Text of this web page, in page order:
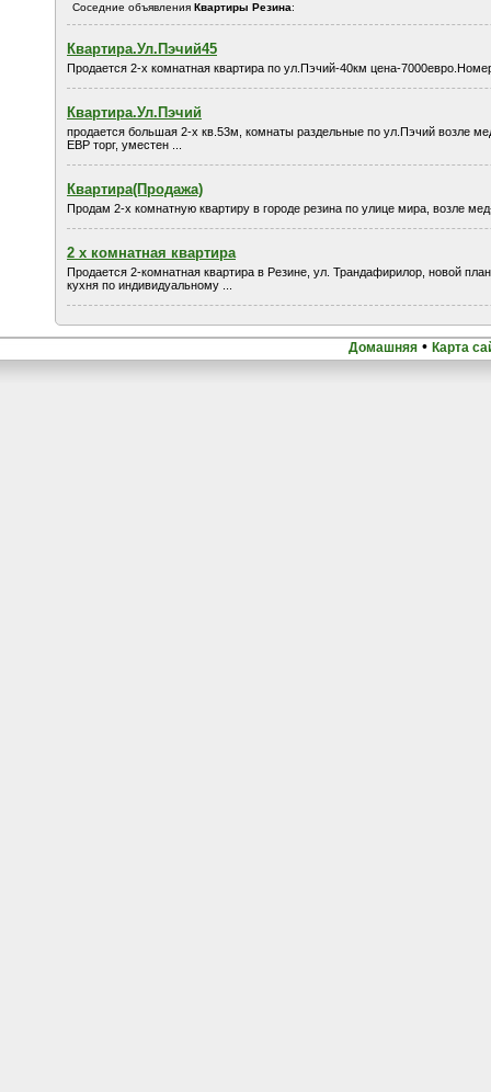
Соседние объявления Квартиры Резина:
Квартира.Ул.Пэчий45
Продается 2-х комнатная квартира по ул.Пэчий-40км цена-
Квартира.Ул.Пэчий
продается большая 2-х кв.53м, комнаты раздельные по ул.Пэчий возле
ЕВР торг, уместен ...
Квартира(Продажа)
Продам 2-х комнатную квартиру в городе резина по улице мира, возле
2 х комнатная квартира
Продается 2-комнатная квартира в Резине, ул. Трандафирилор, новой
кухня по индивидуальному ...
Домашняя • Карта